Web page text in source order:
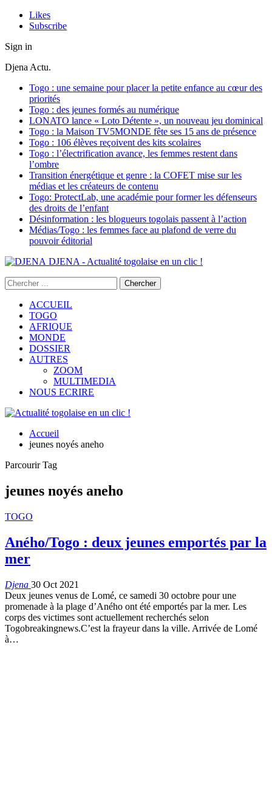
Likes
Subscribe
Sign in
Djena Actu.
Togo : une semaine pour placer la petite enfance au cœur des
priorités
Togo : des jeunes formés au numérique
LONATO lance « Loto Détente », un nouveau jeu dominical
Togo : la Maison TV5MONDE fête ses 15 ans de présence
Togo : 106 élèves reçoivent des kits scolaires
Togo : l’électrification avance, les femmes restent dans
l’ombre
Transition énergétique et genre : la COFET mise sur les
médias et les créateurs de contenu
Togo: ProtectLab, une académie pour former les défenseurs
des droits de l’enfant
Désinformation : les blogueurs togolais passent à l’action
Médias/Togo : les femmes face au plafond de verre du
pouvoir éditorial
DJENA - Actualité togolaise en un clic !
ACCUEIL
TOGO
AFRIQUE
MONDE
DOSSIER
AUTRES
ZOOM
MULTIMEDIA
NOUS ECRIRE
Accueil
jeunes noyés aneho
Parcourir Tag
jeunes noyés aneho
TOGO
Aného/Togo : deux jeunes emportés par la
mer
Djena 30 Oct 2021
Deux jeunes venus de Lomé, ce samedi 30 octobre pour une
promenade à la plage d’Aného ont été emportés par la mer. Les
corps des victimes sont actuellement recherchés selon
Togobreakingnews.C’est la frayeur dans la ville. Arrivée de Lomé
à…